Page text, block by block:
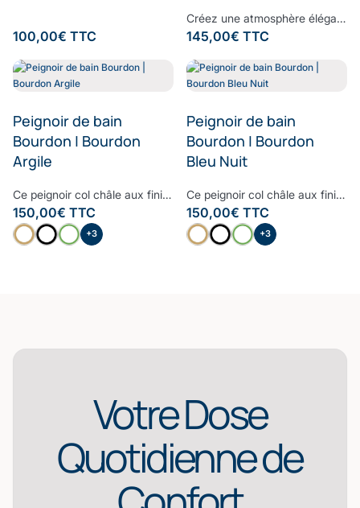
100,00€ TTC
Créez une atmosphère élégante et apaisante, à chaque instant.Vaporisez cette brume d’ambiance dans votre intérieur pour diffuser une signature olfactive raffinée, subtile et enveloppante. Sa composition associe une eau de bambou délicate à des notes fraîches d’écorces de bergamote et de feuilles de basilic, légèrement froissées. Une fragrance contemporaine où la douceur végétale rencontre la vivacité des agrumes, pour un équilibre parfaitement maîtrisé. À la fois fraîche, naturelle et sophistiquée, cette senteur transforme vos espaces en véritables lieux de bien-être, inspirés des plus beaux établissements. Formulée sans ingrédients synthétiques controversés, elle respecte votre environnement tout en sublimant votre intérieur. Sillage : bergamote - bambou - basilic - musc
145,00€ TTC
Peignoir de bain
Bourdon | Bourdon
Argile
Ce peignoir col châle aux finitions raffinées et haut de gamme est le peignoir à avoir dans sa salle de bain. Moelleux, doux et très confortable, le bourdon embelli ce peignoir pour lui donner un style contemporain et cosy. Confectionné à partir d’une des fibres les plus nobles, la Fibre B., ce peignoir est ultra-doux, absorbant et sèche rapidement. Notre linge de bain participe avec style à votre bien-être et à la protection de la planète. Nos Collections de linge de bain sont fabriquées dans les meilleurs ateliers d’Europe.
150,00€ TTC
+3
Peignoir de bain
Bourdon | Bourdon
Bleu Nuit
Ce peignoir col châle aux finitions raffinées et haut de gamme est le peignoir à avoir dans sa salle de bain. Moelleux, doux et très confortable, le bourdon embelli ce peignoir pour lui donner un style contemporain et cosy. Confectionné à partir d’une des fibres les plus nobles, la Fibre B., ce peignoir est ultra-doux, absorbant et sèche rapidement. Notre linge de bain participe avec style à votre bien-être et à la protection de la planète. Nos Collections de linge de bain sont fabriquées dans les meilleurs ateliers d’Europe.
150,00€ TTC
+3
Votre Dose
Quotidienne de